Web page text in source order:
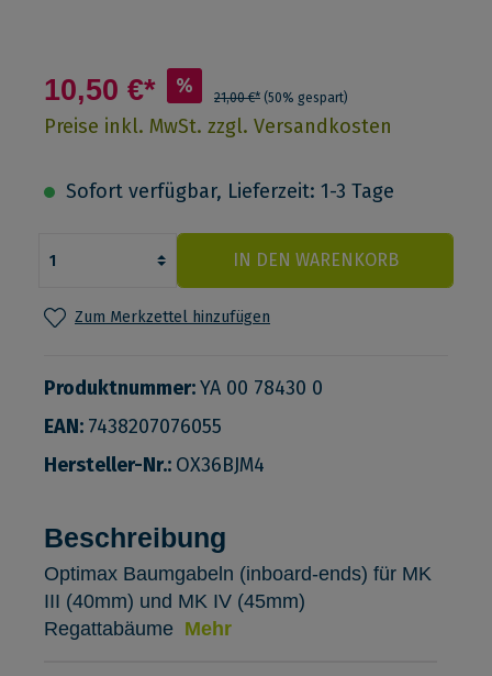
10,50 €* % 21,00 €* (50% gespart)
Preise inkl. MwSt. zzgl. Versandkosten
Sofort verfügbar, Lieferzeit: 1-3 Tage
IN DEN WARENKORB
Zum Merkzettel hinzufügen
Produktnummer:YA 00 78430 0
EAN: 7438207076055
Hersteller-Nr.: OX36BJM4
Beschreibung
Optimax Baumgabeln (inboard-ends) für MK
III (40mm) und MK IV (45mm)
Regattabäume Mehr